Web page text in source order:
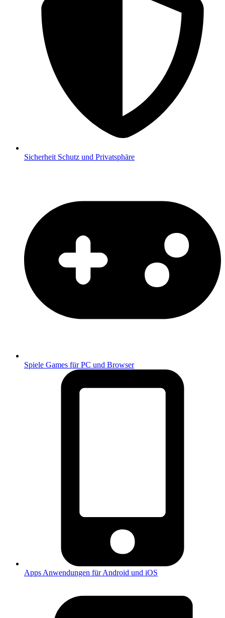
Sicherheit Schutz und Privatsphäre
Spiele Games für PC und Browser
Apps Anwendungen für Android und iOS